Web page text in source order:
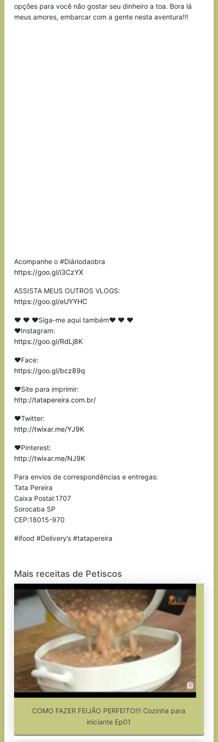
opções para você não gostar seu dinheiro a toa. Bora lá
meus amores, embarcar com a gente nesta aventura!!!
Acompanhe o #Diáriodaobra
https://goo.gl/i3CzYX
ASSISTA MEUS OUTROS VLOGS:
https://goo.gl/eUYYHC
❤ ❤ ❤Siga-me aqui também❤ ❤ ❤
❤Instagram:
https://goo.gl/RdLj8K
❤Face:
https://goo.gl/bcz89q
❤Site para imprimir:
http://tatapereira.com.br/
❤Twitter:
http://twixar.me/YJ9K
❤Pinterest:
http://twixar.me/NJ9K
Para envios de correspondências e entregas:
Tata Pereira
Caixa Postal:1707
Sorocaba SP
CEP:18015-970
#ifood #Delivery’s #tatapereira
Mais receitas de Petiscos
COMO FAZER FEIJÃO PERFEITO!!! Cozinha para
iniciante Ep01